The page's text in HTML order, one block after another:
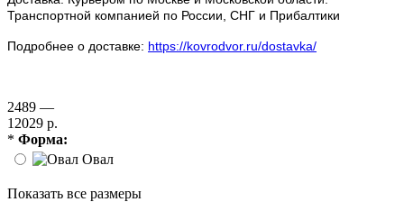
Транспортной компанией по России, СНГ и Прибалтики
Подробнее о доставке: https://kovrodvor.ru/dostavka/
2489 —
12029 р.
* Форма:
Овал
Показать все размеры